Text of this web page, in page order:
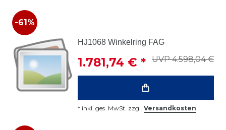
-61%
HJ1068 Winkelring FAG
UVP 4.598,04 €
1.781,74 € *
* inkl. ges. MwSt. zzgl. Versandkosten